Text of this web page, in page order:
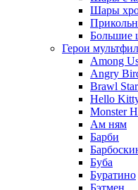
Шары
Большие
Герои
Among
Angry
Brawl
Hello
Monster
Ам ням
Барби
Буба
Буратино
Бэтмен